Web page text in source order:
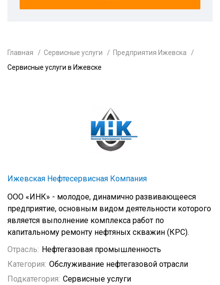
Главная Сервисные услуги
Предприятия Ижевска
Сервисные услуги в Ижевске
Ижевская Нефтесервисная Компания
ООО «ИНК» - молодое, динамично развивающееся
предприятие, основным видом деятельности которого
является выполнение комплекса работ по
капитальному ремонту нефтяных скважин (КРС).
Отрасль: Нефтегазовая промышленность
Категория: Обслуживание нефтегазовой отрасли
Подкатегория: Сервисные услуги